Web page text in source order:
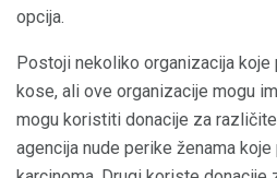
opcija.
Postoji nekoliko organizacija koje
kose, ali ove organizacije mogu
mogu koristiti donacije za
agencija nude perike ženama